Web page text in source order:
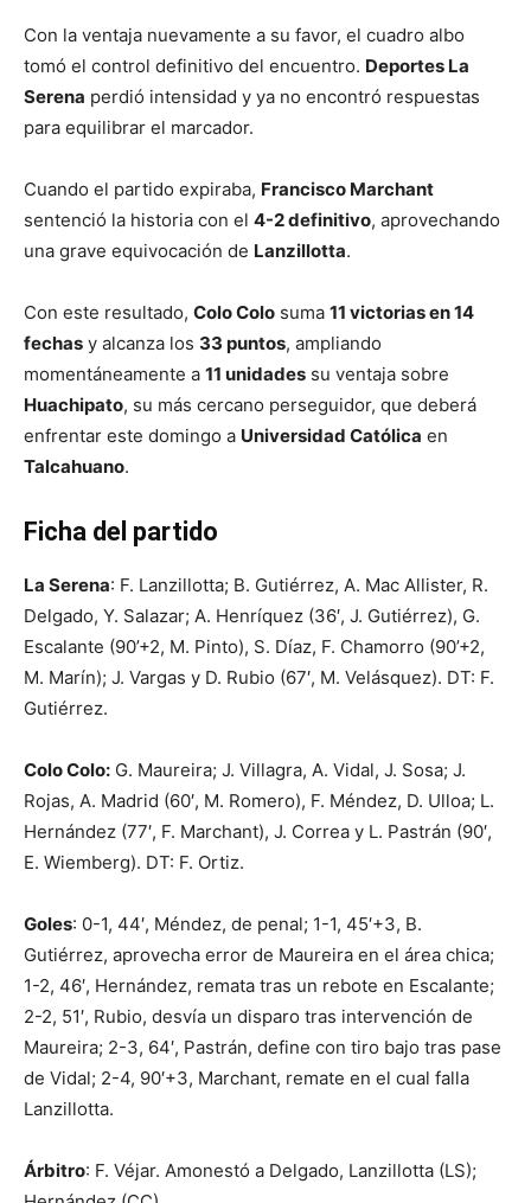
Con la ventaja nuevamente a su favor, el cuadro albo
tomó el control definitivo del encuentro. Deportes La
Serena perdió intensidad y ya no encontró respuestas
para equilibrar el marcador.
Cuando el partido expiraba, Francisco Marchant
sentenció la historia con el 4-2 definitivo, aprovechando
una grave equivocación de Lanzillotta.
Con este resultado, Colo Colo suma 11 victorias en 14
fechas y alcanza los 33 puntos, ampliando
momentáneamente a 11 unidades su ventaja sobre
Huachipato, su más cercano perseguidor, que deberá
enfrentar este domingo a Universidad Católica en
Talcahuano.
Ficha del partido
La Serena: F. Lanzillotta; B. Gutiérrez, A. Mac Allister, R.
Delgado, Y. Salazar; A. Henríquez (36′, J. Gutiérrez), G.
Escalante (90’+2, M. Pinto), S. Díaz, F. Chamorro (90’+2,
M. Marín); J. Vargas y D. Rubio (67′, M. Velásquez). DT: F.
Gutiérrez.
Colo Colo: G. Maureira; J. Villagra, A. Vidal, J. Sosa; J.
Rojas, A. Madrid (60′, M. Romero), F. Méndez, D. Ulloa; L.
Hernández (77′, F. Marchant), J. Correa y L. Pastrán (90′,
E. Wiemberg). DT: F. Ortiz.
Goles: 0-1, 44′, Méndez, de penal; 1-1, 45′+3, B.
Gutiérrez, aprovecha error de Maureira en el área chica;
1-2, 46′, Hernández, remata tras un rebote en Escalante;
2-2, 51′, Rubio, desvía un disparo tras intervención de
Maureira; 2-3, 64′, Pastrán, define con tiro bajo tras pase
de Vidal; 2-4, 90′+3, Marchant, remate en el cual falla
Lanzillotta.
Árbitro: F. Véjar. Amonestó a Delgado, Lanzillotta (LS);